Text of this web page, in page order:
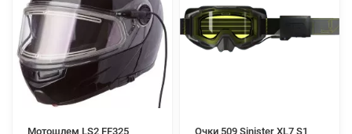
Мотошлем LS2 FF325
Очки 509 Sinister XL7 S1